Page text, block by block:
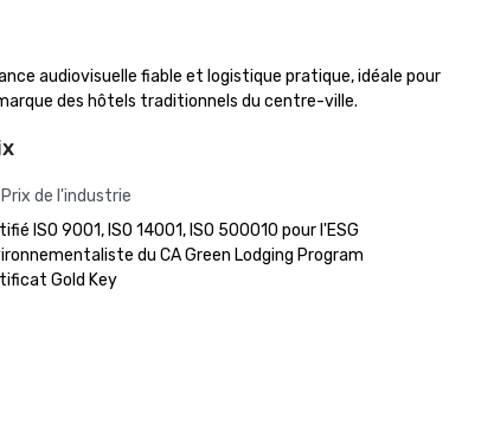
audiovisuelle fiable et logistique pratique, idéale pour
des hôtels traditionnels du centre-ville.
Prix de l'industrie
ISO 9001, ISO 14001, ISO 500010 pour l'ESG
du CA Green Lodging Program
Gold Key